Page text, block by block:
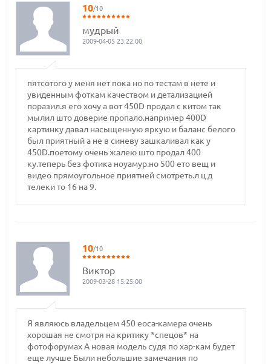
10/10
мудрый
2009-04-05 23:22:00
пятсотого у меня нет пока но по тестам в нете и
увиденным фоткам качеством и детализацией
поразил.я его хочу а вот 450D продал с китом так
мылил што доверие пропало.например 400D
картинку давал насыщенную яркую и баланс белого
был приятный а не в синеву зашкаливал как у
450D.поетому очень жалею што продал 400
ку.теперь без фотика ноуамур.но 500 ето вещ и
видео прямоугольное приятней смотреть.л ц д
телеки то 16 на 9.
10/10
Виктор
2009-03-28 15:25:00
Я являюсь владельцем 450 еоса-камера очень
хорошая не смотря на критику *спецов* на
фотофорумах А новая модель судя по хар-кам будет
еще лучше Были небольшие замечания по